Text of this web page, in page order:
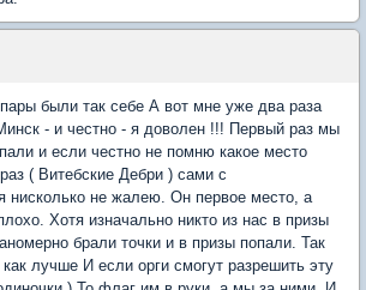
были так себе А вот мне уже два раза
- и честно - я доволен !!! Первый раз мы
и если честно не помню какое место
( Витебские Дебри ) сами с
нисколько не жалею. Он первое место, а
Хотя изначально никто из нас в призы
брали точки и в призы попали. Так
лучше И если орги смогут разрешить эту